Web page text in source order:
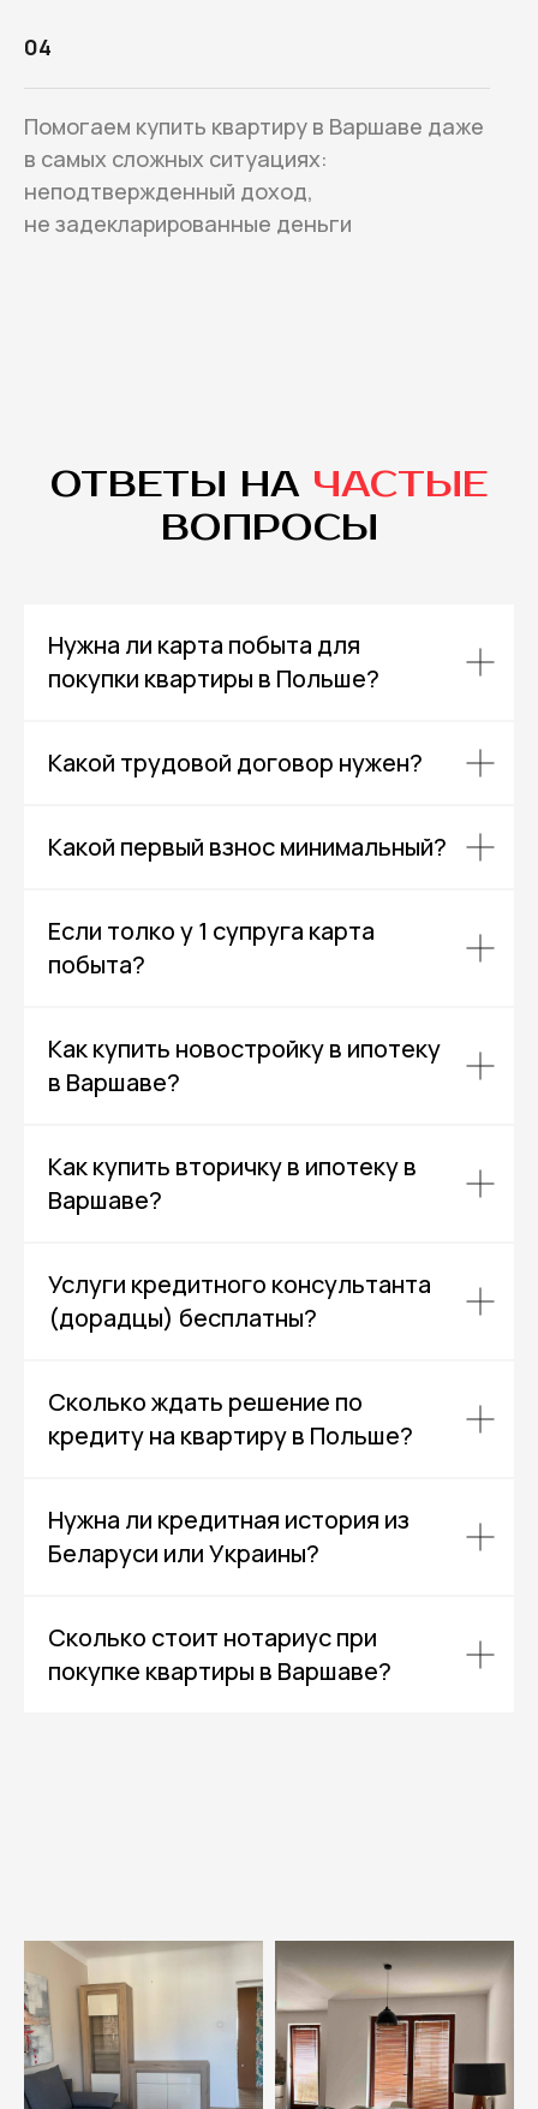
04
Помогаем купить квартиру в Варшаве даже
в самых сложных ситуациях:
неподтвержденный доход,
не задекларированные деньги
ОТВЕТЫ НА ЧАСТЫЕ
ВОПРОСЫ
Нужна ли карта побыта для
покупки квартиры в Польше?
Какой трудовой договор нужен?
Какой первый взнос минимальный?
Если толко у 1 супруга карта
побыта?
Как купить новостройку в ипотеку
в Варшаве?
Как купить вторичку в ипотеку в
Варшаве?
Услуги кредитного консультанта
(дорадцы) бесплатны?
Сколько ждать решение по
кредиту на квартиру в Польше?
Нужна ли кредитная история из
Беларуси или Украины?
Сколько стоит нотариус при
покупке квартиры в Варшаве?